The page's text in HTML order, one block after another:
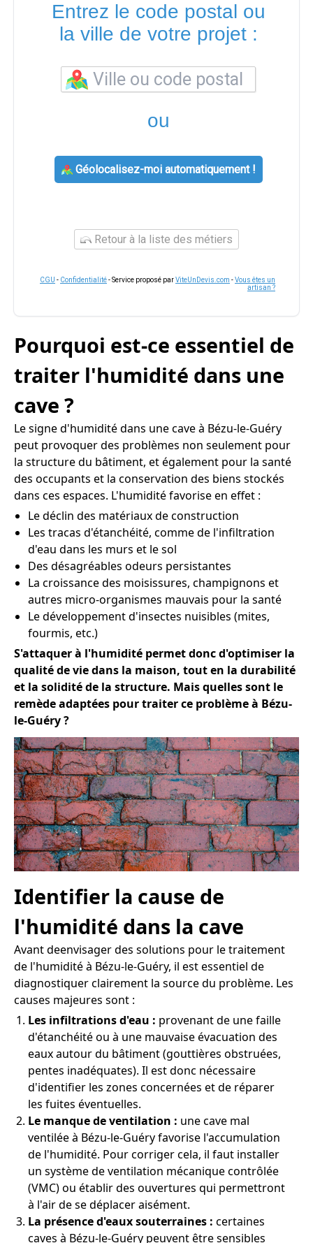
Entrez le code postal ou
la ville de votre projet :
ou
Géolocalisez-moi automatiquement !
Retour à la liste des métiers
CGU - Confidentialité- Service proposé parViteUnDevis.com -Vous êtes un
artisan ?
Pourquoi est-ce essentiel de
traiter l'humidité dans une
cave ?
Le signe d'humidité dans une cave à Bézu-le-Guéry
peut provoquer des problèmes non seulement pour
la structure du bâtiment, et également pour la santé
des occupants et la conservation des biens stockés
dans ces espaces. L'humidité favorise en effet :
Le déclin des matériaux de construction
Les tracas d'étanchéité, comme de l'infiltration
d'eau dans les murs et le sol
Des désagréables odeurs persistantes
La croissance des moisissures, champignons et
autres micro-organismes mauvais pour la santé
Le développement d'insectes nuisibles (mites,
fourmis, etc.)
S'attaquer à l'humidité permet donc d'optimiser la
qualité de vie dans la maison, tout en la durabilité
et la solidité de la structure. Mais quelles sont le
remède adaptées pour traiter ce problème à Bézu-
le-Guéry ?
Identifier la cause de
l'humidité dans la cave
Avant deenvisager des solutions pour le traitement
de l'humidité à Bézu-le-Guéry, il est essentiel de
diagnostiquer clairement la source du problème. Les
causes majeures sont :
Les infiltrations d'eau : provenant de une faille
d'étanchéité ou à une mauvaise évacuation des
eaux autour du bâtiment (gouttières obstruées,
pentes inadéquates). Il est donc nécessaire
d'identifier les zones concernées et de réparer
les fuites éventuelles.
Le manque de ventilation : une cave mal
ventilée à Bézu-le-Guéry favorise l'accumulation
de l'humidité. Pour corriger cela, il faut installer
un système de ventilation mécanique contrôlée
(VMC) ou établir des ouvertures qui permettront
à l'air de se déplacer aisément.
La présence d'eaux souterraines : certaines
caves à Bézu-le-Guéry peuvent être sensibles